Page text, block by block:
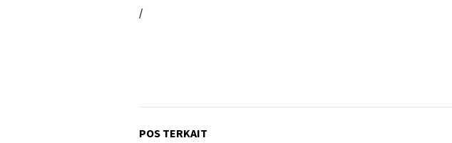
/
POS TERKAIT